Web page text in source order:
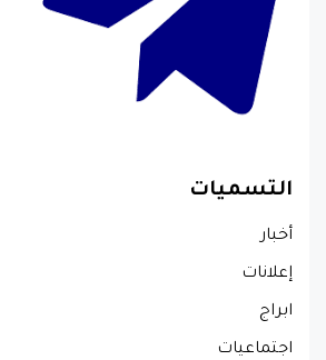
التسميات
أخبار
إعلانات
ابراج
اجتماعيات